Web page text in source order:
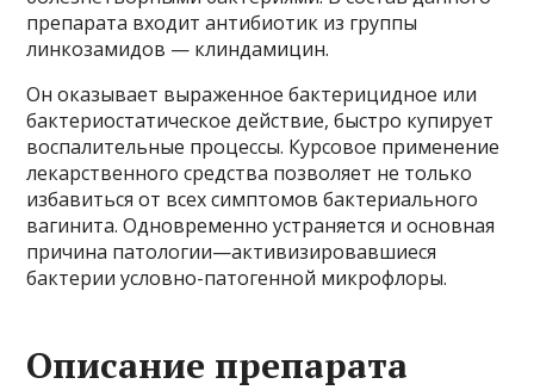
препарата входит антибиотик из группы
линкозамидов — клиндамицин.
Он оказывает выраженное бактерицидное или
бактериостатическое действие, быстро купирует
воспалительные процессы. Курсовое применение
лекарственного средства позволяет не только
избавиться от всех симптомов бактериального
вагинита. Одновременно устраняется и основная
причина патологии—активизировавшиеся
бактерии условно-патогенной микрофлоры.
Описание препарата